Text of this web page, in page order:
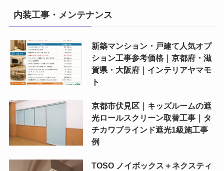
内装工事・メンテナンス
新築マンション・戸建て人気オプ
ション工事参考価格｜京都府・滋
賀県・大阪府｜インテリアヤマモ
ト
京都市伏見区｜キッズルームの遮
光ロールスクリーン取替工事｜タ
チカワブラインド遮光1級施工事
例
TOSO ノイボックス＋ネクスティ